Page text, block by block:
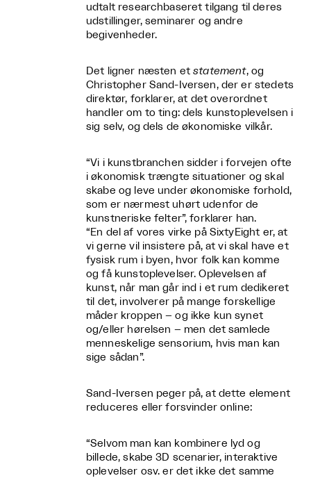
udtalt researchbaseret tilgang til deres
udstillinger, seminarer og andre
begivenheder.
Det ligner næsten etstatement, og
Christopher Sand-Iversen, der er stedets
direktør, forklarer, at det overordnet
handler om to ting: dels kunstoplevelsen i
sig selv, og dels de økonomiske vilkår.
“Vi i kunstbranchen sidder i forvejen ofte
i økonomisk trængte situationer og skal
skabe og leve under økonomiske forhold,
som er nærmest uhørt udenfor de
kunstneriske felter”, forklarer han.
“En del af vores virke på SixtyEight er, at
vi gerne vil insistere på, at vi skal have et
fysisk rum i byen, hvor folk kan komme
og få kunstoplevelser. Oplevelsen af
kunst, når man går ind i et rum dedikeret
til det, involverer på mange forskellige
måder kroppen – og ikke kun synet
og/eller hørelsen – men det samlede
menneskelige sensorium, hvis man kan
sige sådan”.
Sand-Iversen peger på, at dette element
reduceres eller forsvinder online:
“Selvom man kan kombinere lyd og
billede, skabe 3D scenarier, interaktive
oplevelser osv. er det ikke det samme